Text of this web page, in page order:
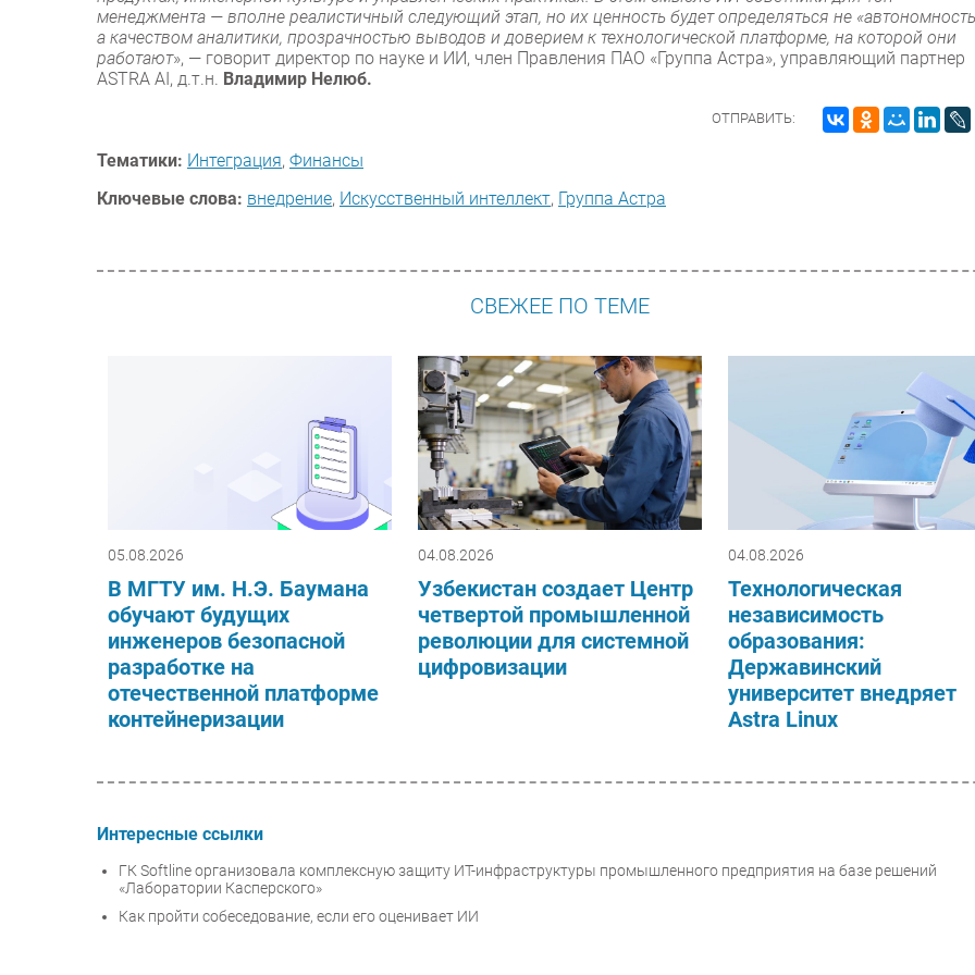
менеджмента — вполне реалистичный следующий этап, но их ценность будет определяться не
а качеством аналитики, прозрачностью выводов и доверием к технологической платформе, на которой они
работают», — говорит директор по науке и ИИ, член Правления ПАО «Группа Астра», управляющий партнер
ASTRA AI, д.т.н. Владимир Нелюб.
ОТПРАВИТЬ:
Тематики: Интеграция, Финансы
Ключевые слова: внедрение, Искусственный интеллект, Группа Астра
СВЕЖЕЕ ПО ТЕМЕ
05.08.2026
В МГТУ им. Н.Э. Баумана
обучают будущих
инженеров безопасной
разработке на
отечественной платформе
контейнеризации
04.08.2026
Узбекистан создает Центр
четвертой промышленной
революции для системной
цифровизации
04.08.2026
Технологическая
независимость
образования:
Державинский
университет внедряет
Astra Linux
Интересные ссылки
ГК Softline организовала комплексную защиту ИТ-инфраструктуры промышленного предприятия на базе решений
«Лаборатории Касперского»
Как пройти собеседование, если его оценивает ИИ